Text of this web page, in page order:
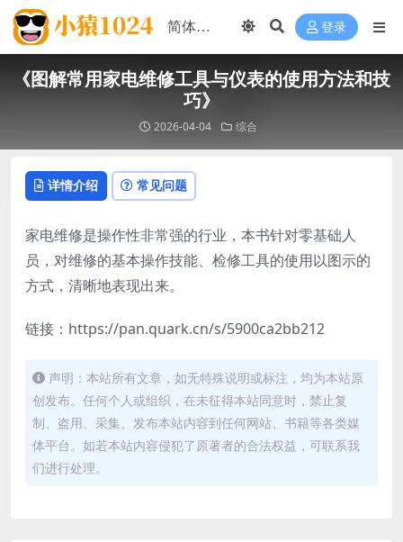
登录
《图解常用家电维修工具与仪表的使用方法和技
巧》
2026-04-04 综合
详情介绍 常见问题
家电维修是操作性非常强的行业，本书针对零基础人
员，对维修的基本操作技能、检修工具的使用以图示的
方式，清晰地表现出来。
链接：https://pan.quark.cn/s/5900ca2bb212
声明：本站所有文章，如无特殊说明或标注，均为本站原
创发布。任何个人或组织，在未征得本站同意时，禁止复
制、盗用、采集、发布本站内容到任何网站、书籍等各类媒
体平台。如若本站内容侵犯了原著者的合法权益，可联系我
们进行处理。